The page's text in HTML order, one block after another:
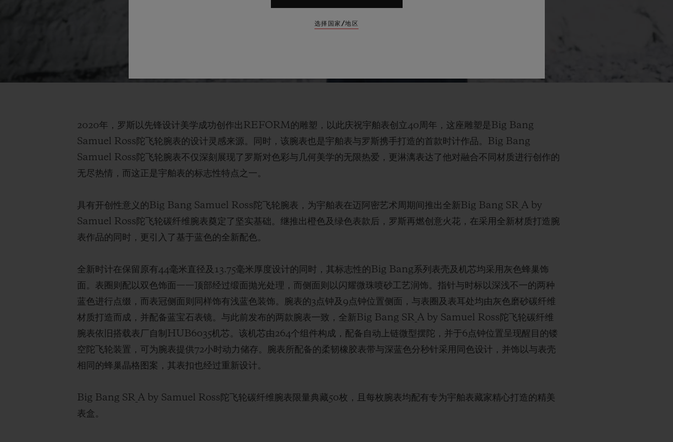
2020年，罗斯以先锋设计美学成功创作出REFORM的雕塑，以此庆祝宇舶表创立40周年，这座雕塑是Big Bang
Samuel Ross陀飞轮腕表的设计灵感来源。同时，该腕表也是宇舶表与罗斯携手打造的首款时计作品。Big Bang
Samuel Ross陀飞轮腕表不仅深刻展现了罗斯对色彩与几何美学的无限热爱，更淋漓表达了他对融合不同材质进行创作的
无尽热情，而这正是宇舶表的标志性特点之一。
具有开创性意义的Big Bang Samuel Ross陀飞轮腕表，为宇舶表在迈阿密艺术周期间推出全新Big Bang SR_A by
Samuel Ross陀飞轮碳纤维腕表奠定了坚实基础。继推出橙色及绿色表款后，罗斯再燃创意火花，在采用全新材质打造腕
表作品的同时，更引入了基于蓝色的全新配色。
全新时计在保留原有44毫米直径及13.75毫米厚度设计的同时，其标志性的Big Bang系列表壳及机芯均采用灰色蜂巢饰
面。表圈则配以双色饰面——顶部经过缎面抛光处理，而侧面则以闪耀微珠喷砂工艺润饰。指针与时标以深浅不一的两种
蓝色进行点缀，而表冠侧面则同样饰有浅蓝色装饰。腕表的3点钟及9点钟位置侧面，与表圈及表耳处均由灰色磨砂碳纤维
材质打造而成，并配备蓝宝石表镜。与此前发布的两款腕表一致，全新Big Bang SR_A by Samuel Ross陀飞轮碳纤维
腕表依旧搭载表厂自制HUB6035机芯。该机芯由264个组件构成，配备自动上链微型摆陀，并于6点钟位置呈现醒目的镂
空陀飞轮装置，可为腕表提供72小时动力储存。腕表所配备的柔韧橡胶表带与深蓝色分秒针采用同色设计，并饰以与表壳
相同的蜂巢晶格图案，其表扣也经过重新设计。
Big Bang SR_A by Samuel Ross陀飞轮碳纤维腕表限量典藏50枚，且每枚腕表均配有专为宇舶表藏家精心打造的精美
表盒。
选择国家/地区